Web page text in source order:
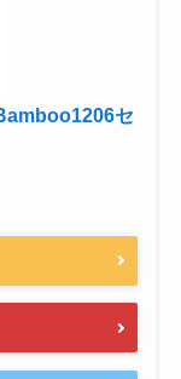
セ